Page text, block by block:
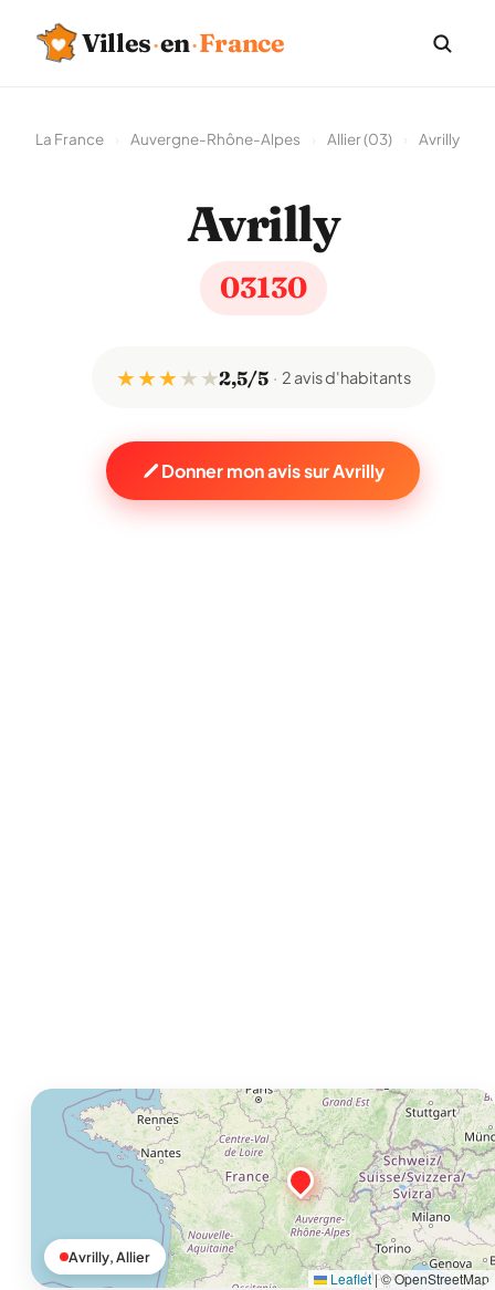
Villes·en·France
La France Auvergne-Rhône-Alpes Allier (03) Avrilly
Avrilly
03130
★ ★ ★★ ★2,5/5 2 avis d'habitants
Donner mon avis sur Avrilly
Leaflet |© OpenStreetMap
Avrilly, Allier